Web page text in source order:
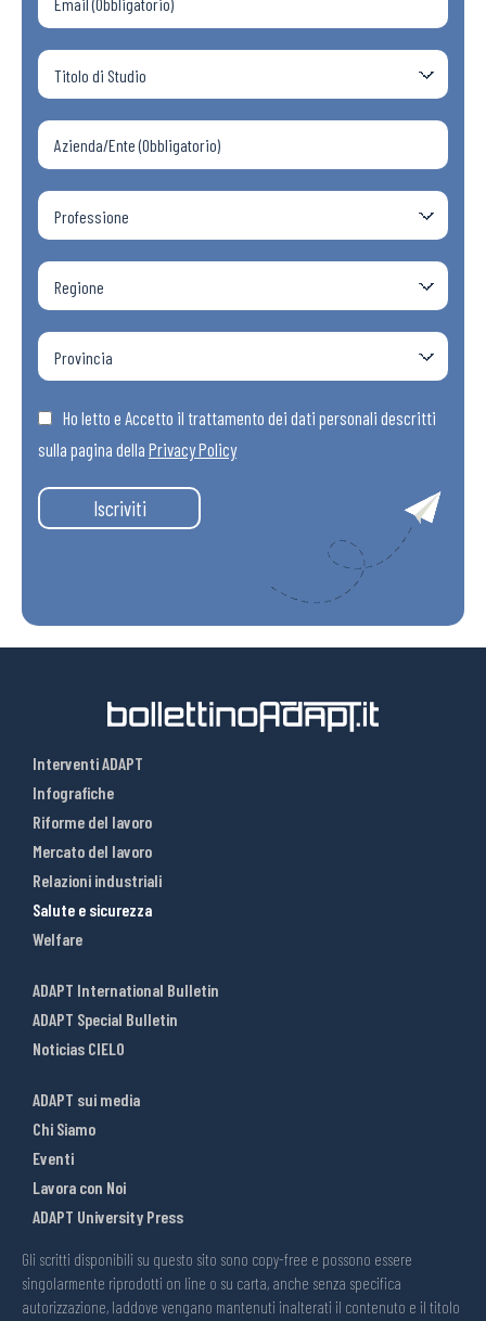
Ho letto e Accetto il trattamento dei dati personali descritti
sulla pagina della Privacy Policy
Iscriviti
Interventi ADAPT
Infografiche
Riforme del lavoro
Mercato del lavoro
Relazioni industriali
Salute e sicurezza
Welfare
ADAPT International Bulletin
ADAPT Special Bulletin
Noticias CIELO
ADAPT sui media
Chi Siamo
Eventi
Lavora con Noi
ADAPT University Press
Gli scritti disponibili su questo sito sono copy-free e possono essere
singolarmente riprodotti on line o su carta, anche senza specifica
autorizzazione, laddove vengano mantenuti inalterati il contenuto e il titolo